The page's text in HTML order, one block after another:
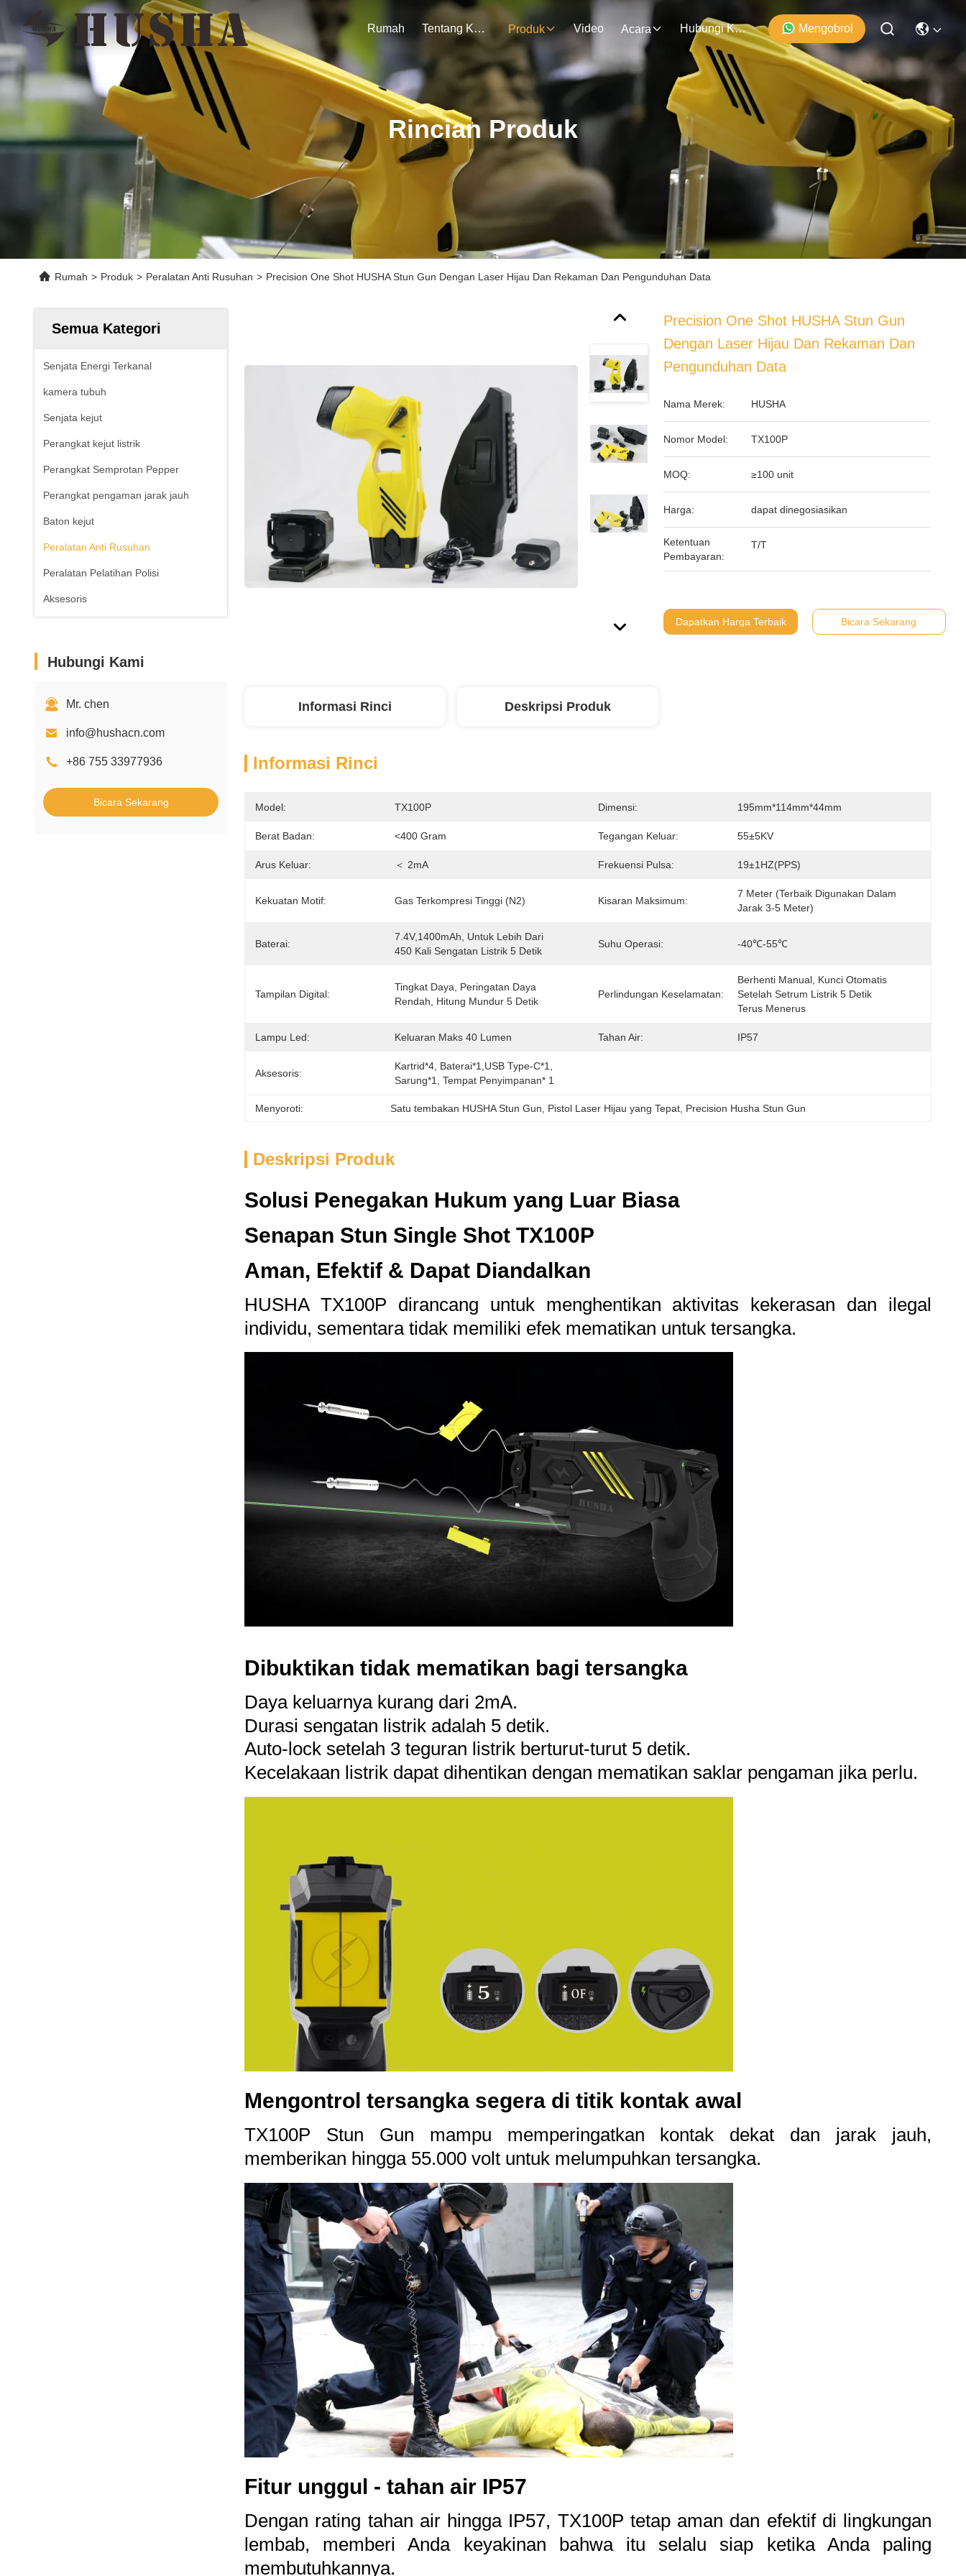
Rumah Tentang Kami Produk Video Acara Hubungi Kami Mengobrol
Rincian Produk
Rumah > Produk > Peralatan Anti Rusuhan > Precision One Shot HUSHA Stun Gun Dengan Laser Hijau Dan Rekaman Dan Pengunduhan Data
Semua Kategori
Senjata Energi Terkanal
kamera tubuh
Senjata kejut
Perangkat kejut listrik
Perangkat Semprotan Pepper
Perangkat pengaman jarak jauh
Baton kejut
Peralatan Anti Rusuhan
Peralatan Pelatihan Polisi
Aksesoris
Hubungi Kami
Mr. chen
info@hushacn.com
+86 755 33977936
Bicara Sekarang
Precision One Shot HUSHA Stun Gun
Dengan Laser Hijau Dan Rekaman Dan
Pengunduhan Data
Nama Merek: HUSHA
Nomor Model: TX100P
MOQ: ≥100 unit
Harga: dapat dinegosiasikan
Ketentuan
Pembayaran:
T/T
Dapatkan Harga Terbaik Bicara Sekarang
Informasi Rinci Deskripsi Produk
Informasi Rinci
Model: TX100P Dimensi: 195mm*114mm*44mm
Berat Badan: <400 Gram Tegangan Keluar: 55±5KV
Arus Keluar: ＜ 2mA Frekuensi Pulsa: 19±1HZ(PPS)
Kekuatan Motif: Gas Terkompresi Tinggi (N2) Kisaran Maksimum:
7 Meter (Terbaik Digunakan Dalam
Jarak 3-5 Meter)
Baterai:
7.4V,1400mAh, Untuk Lebih Dari
450 Kali Sengatan Listrik 5 Detik
Suhu Operasi: -40℃-55℃
Tampilan Digital:
Tingkat Daya, Peringatan Daya
Rendah, Hitung Mundur 5 Detik
Perlindungan Keselamatan:
Berhenti Manual, Kunci Otomatis
Setelah Setrum Listrik 5 Detik
Terus Menerus
Lampu Led: Keluaran Maks 40 Lumen Tahan Air: IP57
Aksesoris:
Kartrid*4, Baterai*1,USB Type-C*1,
Sarung*1, Tempat Penyimpanan* 1
Menyoroti: Satu tembakan HUSHA Stun Gun Pistol Laser Hijau yang Tepat Precision Husha Stun Gun
Deskripsi Produk
Solusi Penegakan Hukum yang Luar Biasa
Senapan Stun Single Shot TX100P
Aman, Efektif & Dapat Diandalkan
HUSHA TX100P dirancang untuk menghentikan aktivitas kekerasan dan ilegal
individu, sementara tidak memiliki efek mematikan untuk tersangka.
Dibuktikan tidak mematikan bagi tersangka
Daya keluarnya kurang dari 2mA.
Durasi sengatan listrik adalah 5 detik.
Auto-lock setelah 3 teguran listrik berturut-turut 5 detik.
Kecelakaan listrik dapat dihentikan dengan mematikan saklar pengaman jika perlu.
Mengontrol tersangka segera di titik kontak awal
TX100P Stun Gun mampu memperingatkan kontak dekat dan jarak jauh,
memberikan hingga 55.000 volt untuk melumpuhkan tersangka.
Fitur unggul - tahan air IP57
Dengan rating tahan air hingga IP57, TX100P tetap aman dan efektif di lingkungan
lembab, memberi Anda keyakinan bahwa itu selalu siap ketika Anda paling
membutuhkannya.